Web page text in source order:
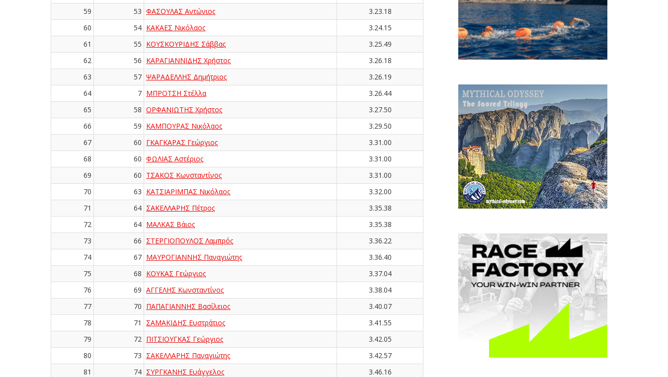
59
53 ΦΑΣΟYΛΑΣ Αντώνιος
3.23.18
60
54 ΚΑΚΑΕΣ Νικόλαος
3.24.15
61
55 ΚΟΥΣΚΟΥΡΙΔΗΣ Σάββας
3.25.49
62
56 ΚΑΡΑΓΙΑΝΝΙΔΗΣ Χρήστος
3.26.18
63
57 ΨΑΡΑΔΕΛΛΗΣ Δημήτριος
3.26.19
64
7 ΜΠΡΟΤΣΗ Στέλλα
3.26.44
65
58 ΟΡΦΑΝΙΩΤΗΣ Χρήστος
3.27.50
66
59 ΚΑΜΠΟΥΡΑΣ Νικόλαος
3.29.50
67
60 ΓΚΑΓΚΑΡΑΣ Γεώργιος
3.31.00
68
60 ΦΩΛΙΑΣ Αστέριος
3.31.00
69
60 ΤΣΑΚΟΣ Κωνσταντίνος
3.31.00
70
63 ΚΑΤΣΙΑΡΙΜΠΑΣ Νικόλαος
3.32.00
71
64 ΣΑΚΕΛΛΑΡΗΣ Πέτρος
3.35.38
72
64 ΜΑΛΚΑΣ Βάιος
3.35.38
73
66 ΣΤΕΡΓΙΟΠΟΥΛΟΣ Λαμπρός
3.36.22
74
67 ΜΑΥΡΟΓΙΑΝΝΗΣ Παναγιώτης
3.36.40
75
68 ΚΟΥΚΑΣ Γεώργιος
3.37.04
76
69 ΑΓΓΕΛΗΣ Κωνσταντίνος
3.38.04
77
70 ΠΑΠΑΓΙΑΝΝΗΣ Βασίλειος
3.40.07
78
71 ΣΑΜΑΚΙΔΗΣ Ευστράτιος
3.41.55
79
72 ΠΙΤΣΙΟΥΓΚΑΣ Γεώργιος
3.42.05
80
73 ΣΑΚΕΛΛΑΡΗΣ Παναγιώτης
3.42.57
81
74 ΣΥΡΓΚΑΝΗΣ Ευάγγελος 3.46.16